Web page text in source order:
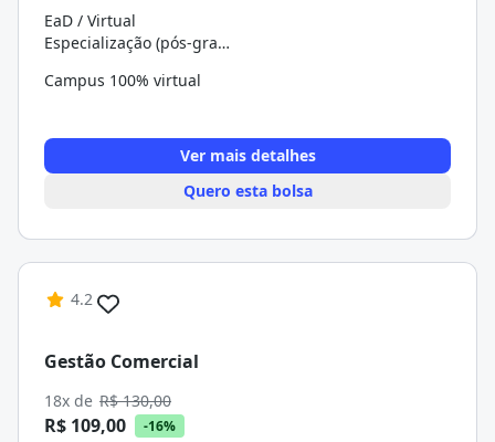
EaD / Virtual
Especialização (pós-graduação)
Campus 100% virtual
Ver mais detalhes
Quero esta bolsa
4.2
Gestão Comercial
18x de R$ 130,00
R$ 109,00 -16%